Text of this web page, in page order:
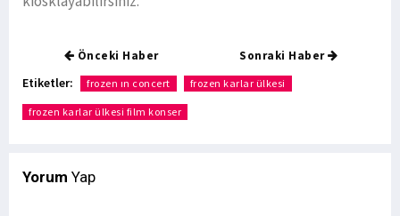
Önceki Haber Sonraki Haber
Etiketler: frozen ın concert frozen karlar ülkesi
frozen karlar ülkesi film konser
Yorum Yap